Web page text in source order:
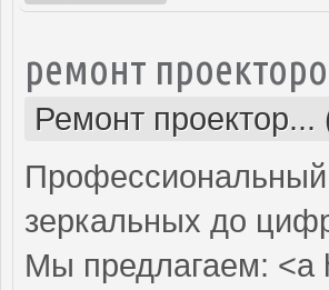
ремонт
Ремонт
Профессиональный
зеркальных до
Мы предлагаем: <a